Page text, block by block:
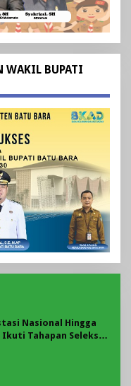
WAKIL BUPATI
Nasional Hingga
Tahapan Seleksi